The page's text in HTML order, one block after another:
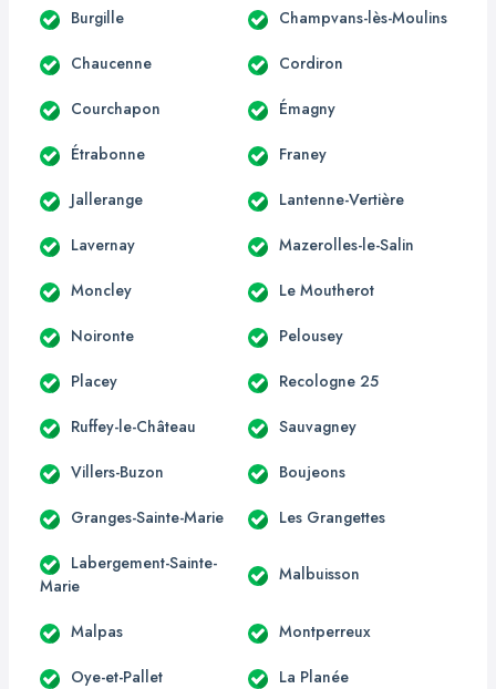
Burgille Champvans-lès-Moulins
Chaucenne Cordiron
Courchapon Émagny
Étrabonne Franey
Jallerange Lantenne-Vertière
Lavernay Mazerolles-le-Salin
Moncley Le Moutherot
Noironte Pelousey
Placey Recologne 25
Ruffey-le-Château Sauvagney
Villers-Buzon Boujeons
Granges-Sainte-Marie Les Grangettes
Labergement-Sainte-
Marie
Malbuisson
Malpas Montperreux
Oye-et-Pallet La Planée